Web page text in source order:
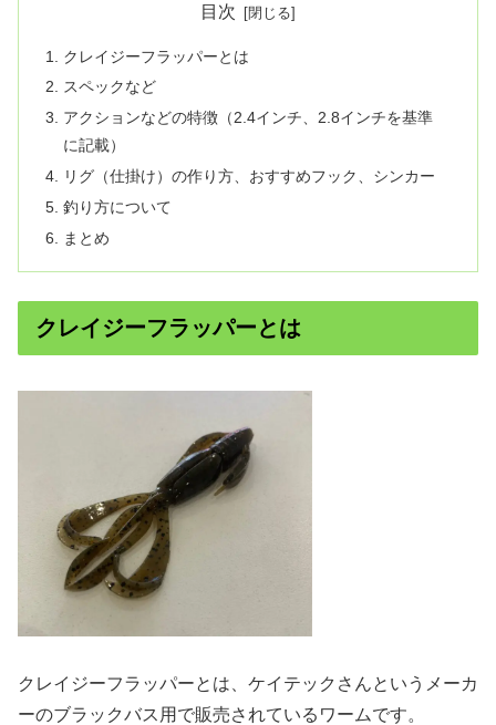
目次
クレイジーフラッパーとは
スペックなど
アクションなどの特徴（2.4インチ、2.8インチを基準
に記載）
リグ（仕掛け）の作り方、おすすめフック、シンカー
釣り方について
まとめ
クレイジーフラッパーとは
クレイジーフラッパーとは、ケイテックさんというメーカ
ーのブラックバス用で販売されているワームです。